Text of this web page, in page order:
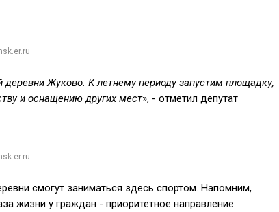
Жуково. К летнему периоду запустим площадку,
и оснащению других мест», - отметил депутат
смогут заниматься здесь спортом. Напомним,
жизни у граждан - приоритетное направление